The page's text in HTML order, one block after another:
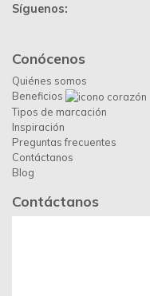
Síguenos:
Conócenos
Quiénes somos
Beneficios
Tipos de marcación
Inspiración
Preguntas frecuentes
Contáctanos
Blog
Contáctanos